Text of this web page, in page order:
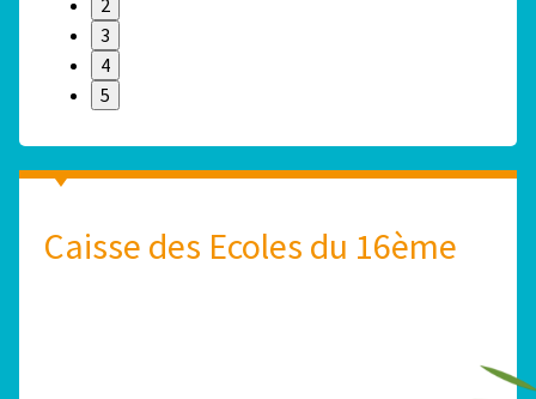
2
3
4
5
Caisse des Ecoles du 16ème